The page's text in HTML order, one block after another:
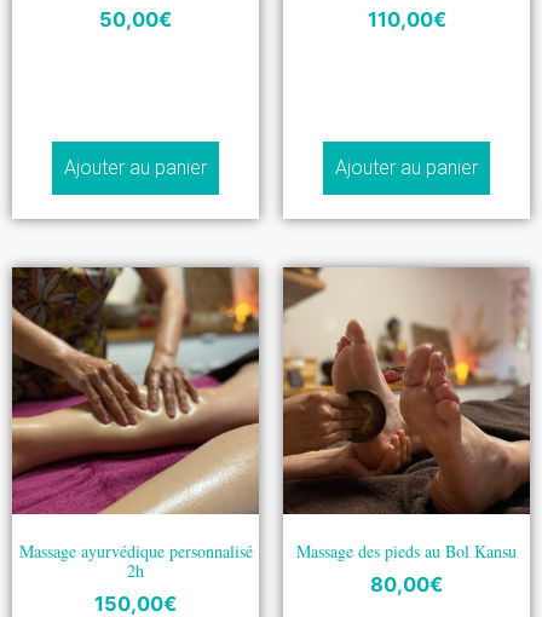
50,00€
Ajouter au panier
110,00€
Ajouter au panier
Massage ayurvédique personnalisé
2h
150,00€
Massage des pieds au Bol Kansu
80,00€